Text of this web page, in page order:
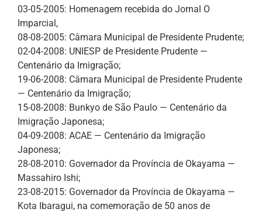
03-05-2005: Homenagem recebida do Jornal O
Imparcial,
08-08-2005: Câmara Municipal de Presidente Prudente;
02-04-2008: UNIESP de Presidente Prudente —
Centenário da Imigração;
19-06-2008: Câmara Municipal de Presidente Prudente
— Centenário da Imigração;
15-08-2008: Bunkyo de São Paulo — Centenário da
Imigração Japonesa;
04-09-2008: ACAE — Centenário da Imigração
Japonesa;
28-08-2010: Governador da Província de Okayama —
Massahiro Ishi;
23-08-2015: Governador da Província de Okayama —
Kota Ibaragui, na comemoração de 50 anos de